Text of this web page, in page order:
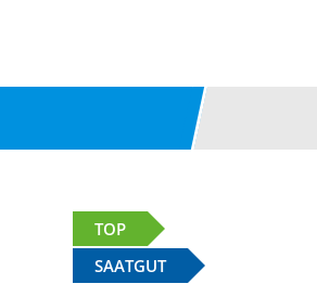
TOP
SAATGUT